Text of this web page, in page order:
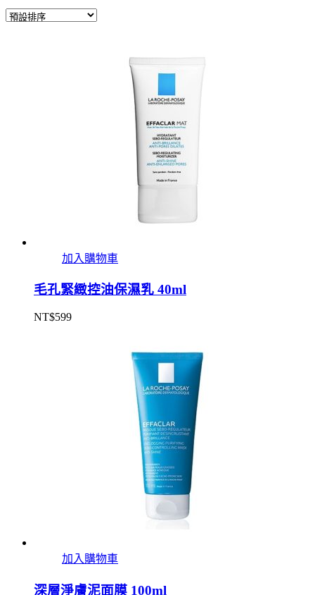
加入購物車
毛孔緊緻控油保濕乳 40ml
NT$599
加入購物車
深層淨膚泥面膜 100ml